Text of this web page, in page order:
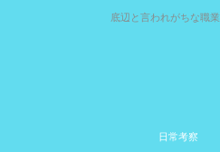
底辺と言われがちな職
日常考察